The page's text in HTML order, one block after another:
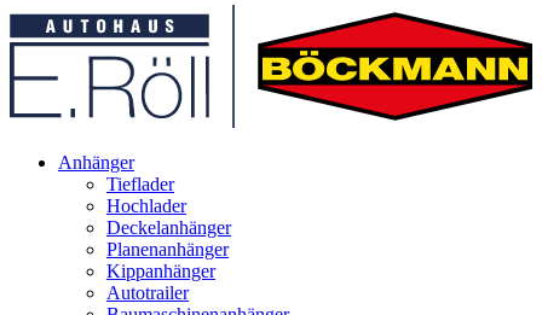
Anhänger
Tieflader
Hochlader
Deckelanhänger
Planenanhänger
Kippanhänger
Autotrailer